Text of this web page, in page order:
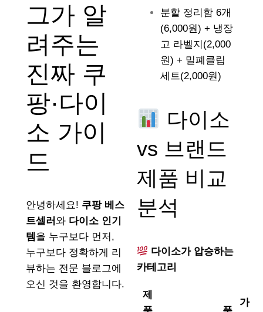
그가 알
려주는
진짜 쿠
팡·다이
소 가이
드
안녕하세요! 쿠팡 베스
트셀러 와 다이소 인기
템 을 누구보다 먼저,
누구보다 정확하게 리
뷰하는 전문 블로그에
오신 것을 환영합니다.
분할 정리함 6개
(6,000원) + 냉장
고 라벨지(2,000
원) + 밀폐클립
세트(2,000원)
다이소
vs 브랜드
제품 비교
분석
다이소가 압승하는
카테고리
제
가